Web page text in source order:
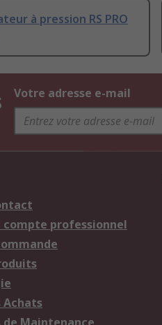
à pression RS PRO
Votre adresse e-mail
compte professionnel
Achats